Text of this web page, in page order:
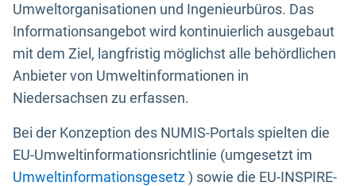
Umweltorganisationen und Ingenieurbüros. Das
Informationsangebot wird kontinuierlich ausgebaut
mit dem Ziel, langfristig möglichst alle behördlichen
Anbieter von Umweltinformationen in
Niedersachsen zu erfassen.
Bei der Konzeption des NUMIS-Portals spielten die
EU-Umweltinformationsrichtlinie (umgesetzt im
Umweltinformationsgesetz) sowie die EU-INSPIRE-